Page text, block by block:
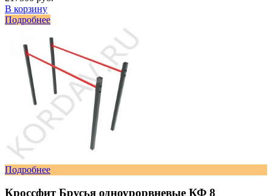
В корзину
Подробнее
Подробнее
Кроссфит Брусья одноурорвневые КФ 8